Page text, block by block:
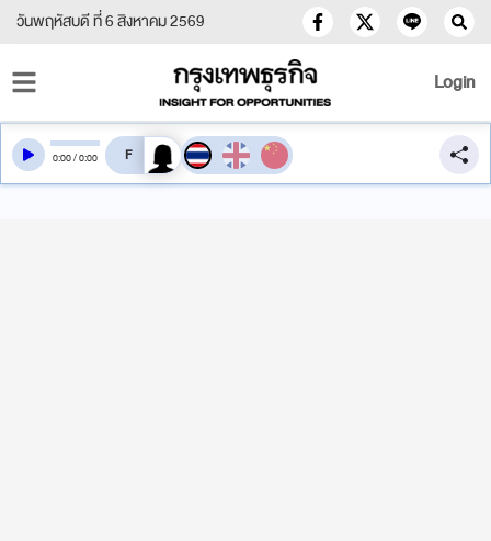
วันพฤหัสบดี ที่ 6 สิงหาคม 2569
Login
0:00/0:00 สลับเสียงอ่าน